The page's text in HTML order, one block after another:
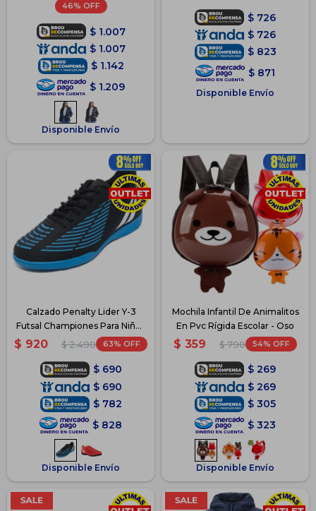
46
$ 1.007
$ 1.007
$ 1.142
$ 1.209
Disponible Envío
$ 726
$ 726
$ 823
$ 871
Disponible Envío
Calzado Penalty Lider Y-3
Futsal Championes Para Niños
- Azul
$ 920 $ 2.490 63
$ 690
$ 690
$ 782
$ 828
Disponible Envío
Mochila Infantil De Animalitos
En Pvc Rígida Escolar - Oso
$ 359 $ 790 54
$ 269
$ 269
$ 305
$ 323
Disponible Envío